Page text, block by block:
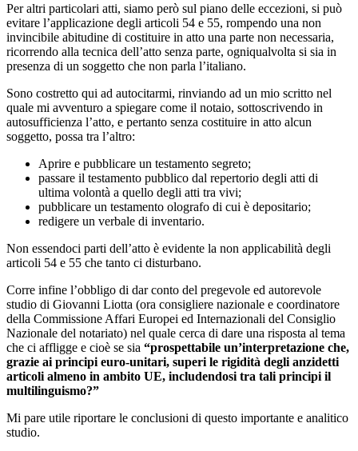
Per altri particolari atti, siamo però sul piano delle eccezioni, si può
evitare l’applicazione degli articoli 54 e 55, rompendo una non
invincibile abitudine di costituire in atto una parte non necessaria,
ricorrendo alla tecnica dell’atto senza parte, ogniqualvolta si sia in
presenza di un soggetto che non parla l’italiano.
Sono costretto qui ad autocitarmi, rinviando ad un mio scritto nel
quale mi avventuro a spiegare come il notaio, sottoscrivendo in
autosufficienza l’atto, e pertanto senza costituire in atto alcun
soggetto, possa tra l’altro:
Aprire e pubblicare un testamento segreto;
passare il testamento pubblico dal repertorio degli atti di
ultima volontà a quello degli atti tra vivi;
pubblicare un testamento olografo di cui è depositario;
redigere un verbale di inventario.
Non essendoci parti dell’atto è evidente la non applicabilità degli
articoli 54 e 55 che tanto ci disturbano.
Corre infine l’obbligo di dar conto del pregevole ed autorevole
studio di Giovanni Liotta (ora consigliere nazionale e coordinatore
della Commissione Affari Europei ed Internazionali del Consiglio
Nazionale del notariato) nel quale cerca di dare una risposta al tema
che ci affligge e cioè se sia “prospettabile un’interpretazione che,
grazie ai principi euro-unitari, superi le rigidità degli anzidetti
articoli almeno in ambito UE, includendosi tra tali principi il
multilinguismo?”
Mi pare utile riportare le conclusioni di questo importante e analitico
studio.